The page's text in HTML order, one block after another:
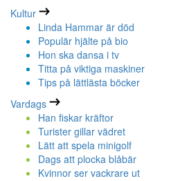
Kultur
Linda Hammar är död
Populär hjälte på bio
Hon ska dansa i tv
Titta på viktiga maskiner
Tips på lättlästa böcker
Vardags
Han fiskar kräftor
Turister gillar vädret
Lätt att spela minigolf
Dags att plocka blåbär
Kvinnor ser vackrare ut